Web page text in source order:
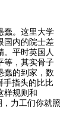
蠢。这里大学
国内的院士差
。平时英国人
等，其实骨子
蠢的到家，数
手指头的比比
样规则和
力工们你就照